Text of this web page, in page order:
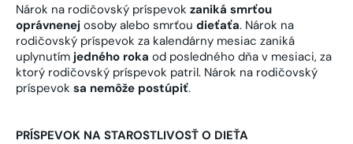
Nárok na rodičovský príspevok zaniká smrťou
oprávnenej osoby alebo smrťou dieťaťa. Nárok na
rodičovský príspevok za kalendárny mesiac zaniká
uplynutím jedného roka od posledného dňa v mesiaci, za
ktorý rodičovský príspevok patril. Nárok na rodičovský
príspevok sa nemôže postúpiť.
PRÍSPEVOK NA STAROSTLIVOSŤ O DIEŤA